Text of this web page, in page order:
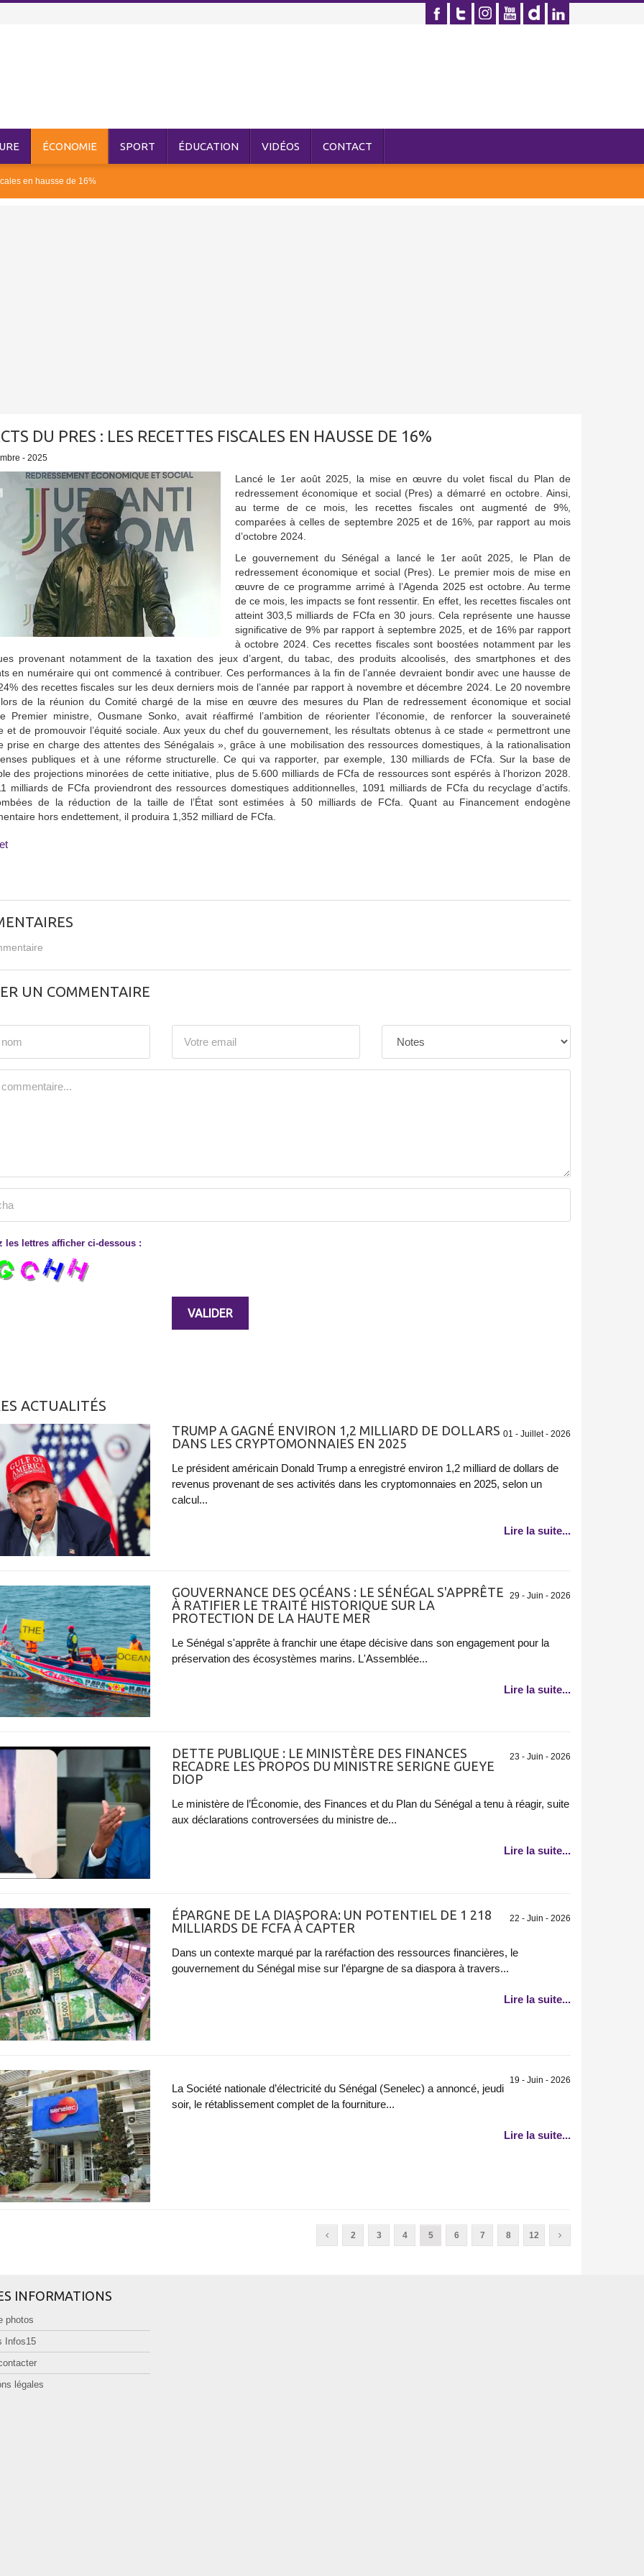
ÉCONOMIE SPORT ÉDUCATION VIDÉOS CONTACT
en hausse de 16%
DU PRES : LES RECETTES FISCALES EN HAUSSE DE 16%
- 2025
Lancé le 1er août 2025, la mise en œuvre du volet fiscal du Plan de
redressement économique et social (Pres) a démarré en octobre. Ainsi,
au terme de ce mois, les recettes fiscales ont augmenté de 9%,
comparées à celles de septembre 2025 et de 16%, par rapport au mois
d’octobre 2024.
Le gouvernement du Sénégal a lancé le 1er août 2025, le Plan de
redressement économique et social (Pres). Le premier mois de mise en
œuvre de ce programme arrimé à l’Agenda 2025 est octobre. Au terme
de ce mois, les impacts se font ressentir. En effet, les recettes fiscales ont
atteint 303,5 milliards de FCfa en 30 jours. Cela représente une hausse
significative de 9% par rapport à septembre 2025, et de 16% par rapport
à octobre 2024. Ces recettes fiscales sont boostées notamment par les
provenant notamment de la taxation des jeux d’argent, du tabac, des produits alcoolisés, des smartphones et des
en numéraire qui ont commencé à contribuer. Ces performances à la fin de l’année devraient bondir avec une hausse de
des recettes fiscales sur les deux derniers mois de l’année par rapport à novembre et décembre 2024. Le 20 novembre
de la réunion du Comité chargé de la mise en œuvre des mesures du Plan de redressement économique et social
Premier ministre, Ousmane Sonko, avait réaffirmé l’ambition de réorienter l’économie, de renforcer la souveraineté
et de promouvoir l’équité sociale. Aux yeux du chef du gouvernement, les résultats obtenus à ce stade « permettront une
prise en charge des attentes des Sénégalais », grâce à une mobilisation des ressources domestiques, à la rationalisation
publiques et à une réforme structurelle. Ce qui va rapporter, par exemple, 130 milliards de FCfa. Sur la base de
des projections minorées de cette initiative, plus de 5.600 milliards de FCfa de ressources sont espérés à l’horizon 2028.
milliards de FCfa proviendront des ressources domestiques additionnelles, 1091 milliards de FCfa du recyclage d’actifs.
de la réduction de la taille de l’État sont estimées à 50 milliards de FCfa. Quant au Financement endogène
hors endettement, il produira 1,352 milliard de FCfa.
UN COMMENTAIRE
les lettres afficher ci-dessous :
ACTUALITÉS
01 - Juillet - 2026
TRUMP A GAGNÉ ENVIRON 1,2 MILLIARD DE DOLLARS
DANS LES CRYPTOMONNAIES EN 2025
Le président américain Donald Trump a enregistré environ 1,2 milliard de dollars de
revenus provenant de ses activités dans les cryptomonnaies en 2025, selon un
calcul...
Lire la suite...
29 - Juin - 2026
GOUVERNANCE DES OCÉANS : LE SÉNÉGAL S'APPRÊTE
À RATIFIER LE TRAITÉ HISTORIQUE SUR LA
PROTECTION DE LA HAUTE MER
Le Sénégal s'apprête à franchir une étape décisive dans son engagement pour la
préservation des écosystèmes marins. L'Assemblée...
Lire la suite...
23 - Juin - 2026
DETTE PUBLIQUE : LE MINISTÈRE DES FINANCES
RECADRE LES PROPOS DU MINISTRE SERIGNE GUEYE
DIOP
Le ministère de l’Économie, des Finances et du Plan du Sénégal a tenu à réagir, suite
aux déclarations controversées du ministre de...
Lire la suite...
22 - Juin - 2026
ÉPARGNE DE LA DIASPORA: UN POTENTIEL DE 1 218
MILLIARDS DE FCFA À CAPTER
Dans un contexte marqué par la raréfaction des ressources financières, le
gouvernement du Sénégal mise sur l’épargne de sa diaspora à travers...
Lire la suite...
19 - Juin - 2026
La Société nationale d’électricité du Sénégal (Senelec) a annoncé, jeudi
soir, le rétablissement complet de la fourniture...
Lire la suite...
2 3 4 5 6 7 8 12
INFORMATIONS
photos
Infos15
légales